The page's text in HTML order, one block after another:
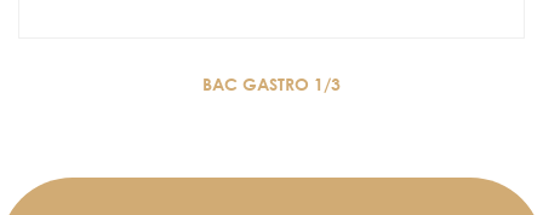
BAC GASTRO 1/3